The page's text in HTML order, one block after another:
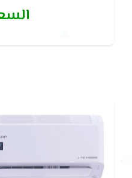
الريش اتوماتيكيا ومدة